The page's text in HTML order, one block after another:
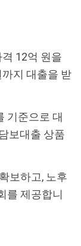
12억 원을
지 대출을 받
기준으로 대
보대출 상품
보하고, 노후
를 제공합니